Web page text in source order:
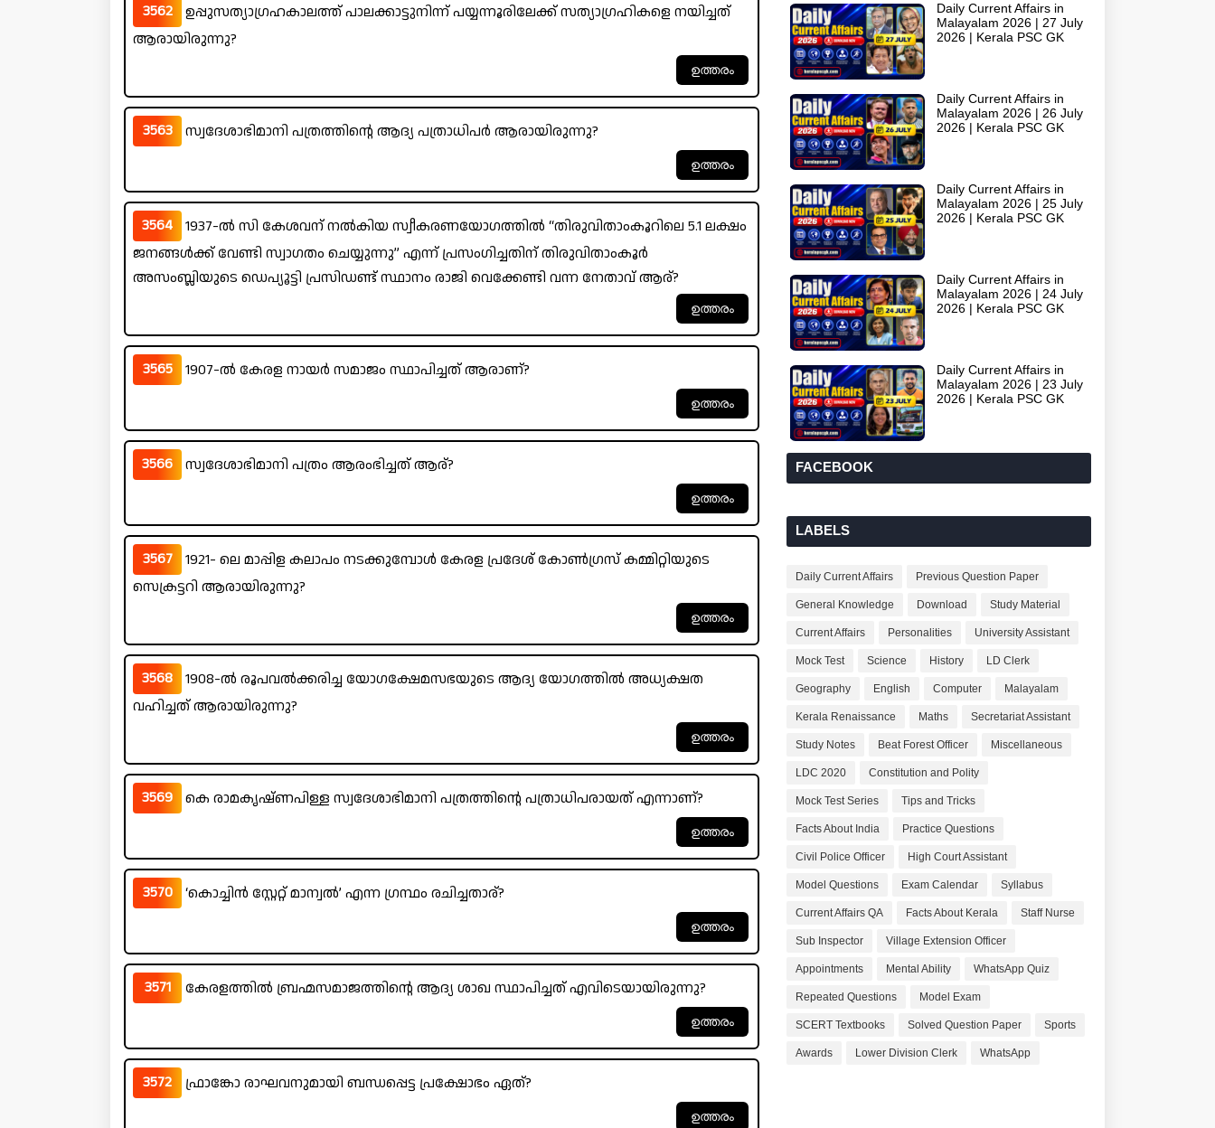
3562
ഉപ്പുസത്യാഗ്രഹകാലത്ത് പാലക്കാട്ടുനിന്ന് പയ്യന്നൂരിലേക്ക് സത്യാഗ്രഹികളെ നയിച്ചത്
ആരായിരുന്നു?
3563 സ്വദേശാഭിമാനി പത്രത്തിന്റെ ആദ്യ പത്രാധിപർ ആരായിരുന്നു?
3564
1937-ൽ സി കേശവന് നൽകിയ സ്വീകരണയോഗത്തിൽ “തിരുവിതാംകൂറിലെ 5.1 ലക്ഷം
ജനങ്ങൾക്ക് വേണ്ടി സ്വാഗതം ചെയ്യുന്നു” എന്ന് പ്രസംഗിച്ചതിന് തിരുവിതാംകൂർ
അസംബ്ലിയുടെ ഡെപ്യൂട്ടി പ്രസിഡണ്ട് സ്ഥാനം രാജി വെക്കേണ്ടി വന്ന നേതാവ് ആര്?
3565 1907-ൽ കേരള നായർ സമാജം സ്ഥാപിച്ചത് ആരാണ്?
3566 സ്വദേശാഭിമാനി പത്രം ആരംഭിച്ചത് ആര്?
3567
1921- ലെ മാപ്പിള കലാപം നടക്കുമ്പോൾ കേരള പ്രദേശ് കോൺഗ്രസ് കമ്മിറ്റിയുടെ
സെക്രട്ടറി ആരായിരുന്നു?
3568
1908-ൽ രൂപവൽക്കരിച്ച യോഗക്ഷേമസഭയുടെ ആദ്യ യോഗത്തിൽ അധ്യക്ഷത
വഹിച്ചത് ആരായിരുന്നു?
3569 കെ രാമകൃഷ്ണപിള്ള സ്വദേശാഭിമാനി പത്രത്തിന്റെ പത്രാധിപരായത് എന്നാണ്?
3570 ‘കൊച്ചിൻ സ്റ്റേറ്റ് മാന്വൽ’ എന്ന ഗ്രന്ഥം രചിച്ചതാര്?
3571 കേരളത്തിൽ ബ്രഹ്മസമാജത്തിന്റെ ആദ്യ ശാഖ സ്ഥാപിച്ചത് എവിടെയായിരുന്നു?
3572 ഫ്രാങ്കോ രാഘവനുമായി ബന്ധപ്പെട്ട പ്രക്ഷോഭം ഏത്?
Daily Current Affairs in
Malayalam 2026 | 27 July
2026 | Kerala PSC GK
Daily Current Affairs in
Malayalam 2026 | 26 July
2026 | Kerala PSC GK
Daily Current Affairs in
Malayalam 2026 | 25 July
2026 | Kerala PSC GK
Daily Current Affairs in
Malayalam 2026 | 24 July
2026 | Kerala PSC GK
Daily Current Affairs in
Malayalam 2026 | 23 July
2026 | Kerala PSC GK
FACEBOOK
LABELS
Daily Current Affairs Previous Question Paper
General Knowledge Download Study Material
Current Affairs Personalities University Assistant
Mock Test Science History LD Clerk
Geography English Computer Malayalam
Kerala Renaissance Maths Secretariat Assistant
Study Notes Beat Forest Officer Miscellaneous
LDC 2020 Constitution and Polity
Mock Test Series Tips and Tricks
Facts About India Practice Questions
Civil Police Officer High Court Assistant
Model Questions Exam Calendar Syllabus
Current Affairs QA Facts About Kerala Staff Nurse
Sub Inspector Village Extension Officer
Appointments Mental Ability WhatsApp Quiz
Repeated Questions Model Exam
SCERT Textbooks Solved Question Paper Sports
Awards Lower Division Clerk WhatsApp